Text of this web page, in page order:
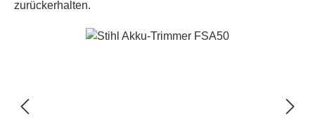
zurückerhalten.
Bildergalerie überspringen